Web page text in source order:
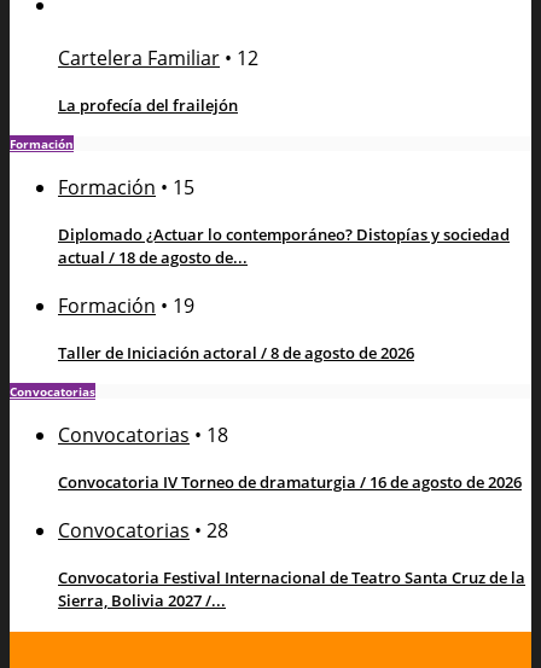
Cartelera Familiar • 12
La profecía del frailejón
Formación
Formación • 15
Diplomado ¿Actuar lo contemporáneo? Distopías y sociedad
actual / 18 de agosto de...
Formación • 19
Taller de Iniciación actoral / 8 de agosto de 2026
Convocatorias
Convocatorias • 18
Convocatoria IV Torneo de dramaturgia / 16 de agosto de 2026
Convocatorias • 28
Convocatoria Festival Internacional de Teatro Santa Cruz de la
Sierra, Bolivia 2027 /...